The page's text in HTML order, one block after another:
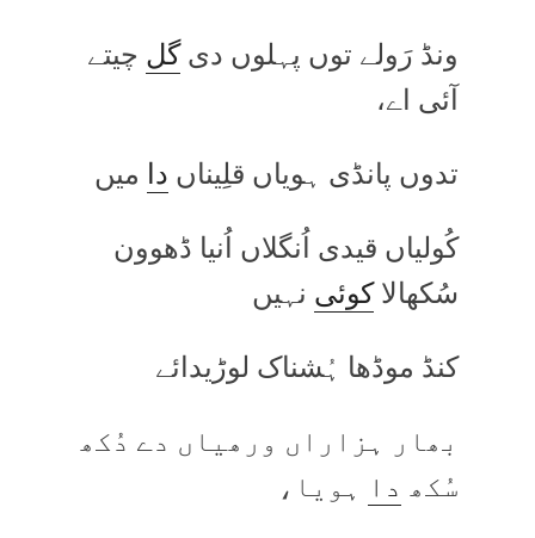
ونڈ رَولے توں پہلوں دیگل چیتے
آئی اے،
تدوں پانڈی ہویاں قلِیناں دا میں
کُولیاں قیدی اُنگلاں اُنیا ڈھوون
سُکھالاکوئی نہیں
کنڈ موڈھا ہُشناک لوڑیدائے
بھار ہزاراں ورھیاں دے دُکھ
سُکھ دا ہویا،